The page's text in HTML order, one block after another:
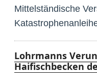
Mittelständische
Lohrmanns
Haifischbecken